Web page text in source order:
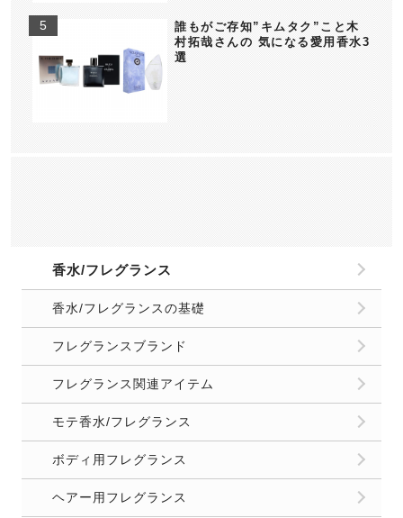
誰もがご存知”キムタク”こと木
村拓哉さんの 気になる愛用香水3
選
香水/フレグランス
香水/フレグランスの基礎
フレグランスブランド
フレグランス関連アイテム
モテ香水/フレグランス
ボディ用フレグランス
ヘアー用フレグランス